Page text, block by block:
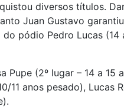
diversos títulos.
Juan Gustavo
pódio Pedro Lucas (14
Pupe (2º lugar – 14 a 15
11 anos pesado), Lucas